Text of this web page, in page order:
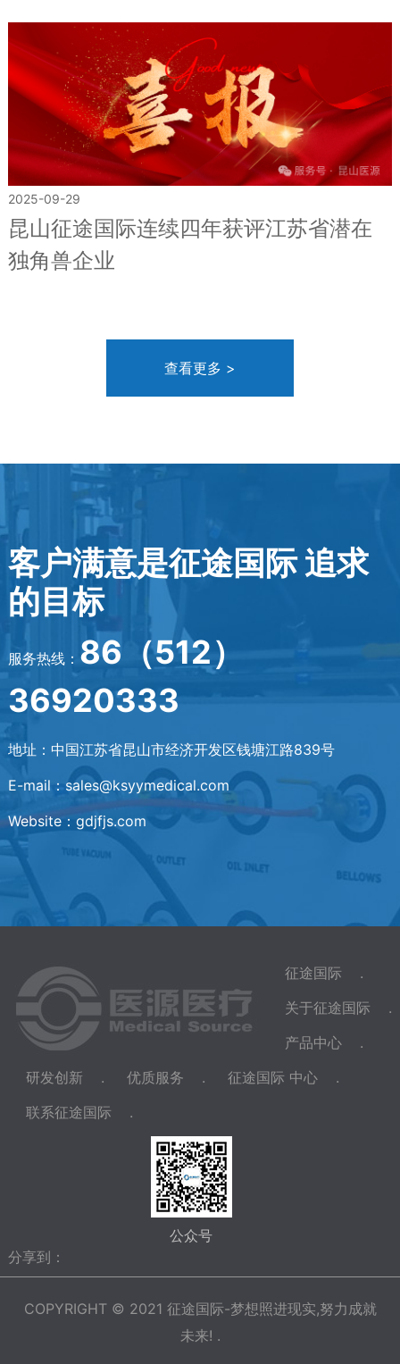
2025-09-29
昆山征途国际连续四年获评江苏省潜在
独角兽企业
查看更多 >
客户满意是征途国际 追求
的目标
服务热线： 86（512）
36920333
地址：中国江苏省昆山市经济开发区钱塘江路839号
E-mail：sales@ksyymedical.com
Website：gdjfjs.com
征途国际
.
关于征途国际
.
产品中心
.
研发创新
. 优质服务 . 征途国际 中心
.
联系征途国际
.
公众号
分享到：
COPYRIGHT © 2021 征途国际-梦想照进现实,努力成就
未来! .